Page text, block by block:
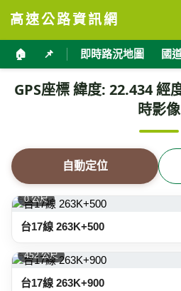
高速公路資訊網
🏠 📌 即時路況地圖 國
GPS座標 緯度: 22.434 經
時影像
自動定位
0 公尺
台17線 263K+500
452 公尺
台17線 263K+900